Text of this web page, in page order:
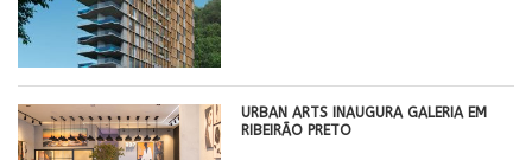
​URBAN ARTS INAUGURA GALERIA EM
RIBEIRÃO PRETO